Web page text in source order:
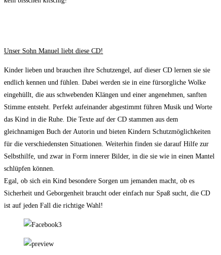
Unser Sohn Manuel liebt diese CD!
Kinder lieben und brauchen ihre Schutzengel, auf dieser CD lernen sie sie
endlich kennen und fühlen. Dabei werden sie in eine fürsorgliche Wolke
eingehüllt, die aus schwebenden Klängen und einer angenehmen, sanften
Stimme entsteht. Perfekt aufeinander abgestimmt führen Musik und Worte
das Kind in die Ruhe. Die Texte auf der CD stammen aus dem
gleichnamigen Buch der Autorin und bieten Kindern Schutzmöglichkeiten
für die verschiedensten Situationen. Weiterhin finden sie darauf Hilfe zur
Selbsthilfe, und zwar in Form innerer Bilder, in die sie wie in einen Mantel
schlüpfen können.
Egal, ob sich ein Kind besondere Sorgen um jemanden macht, ob es
Sicherheit und Geborgenheit braucht oder einfach nur Spaß sucht, die CD
ist auf jeden Fall die richtige Wahl!